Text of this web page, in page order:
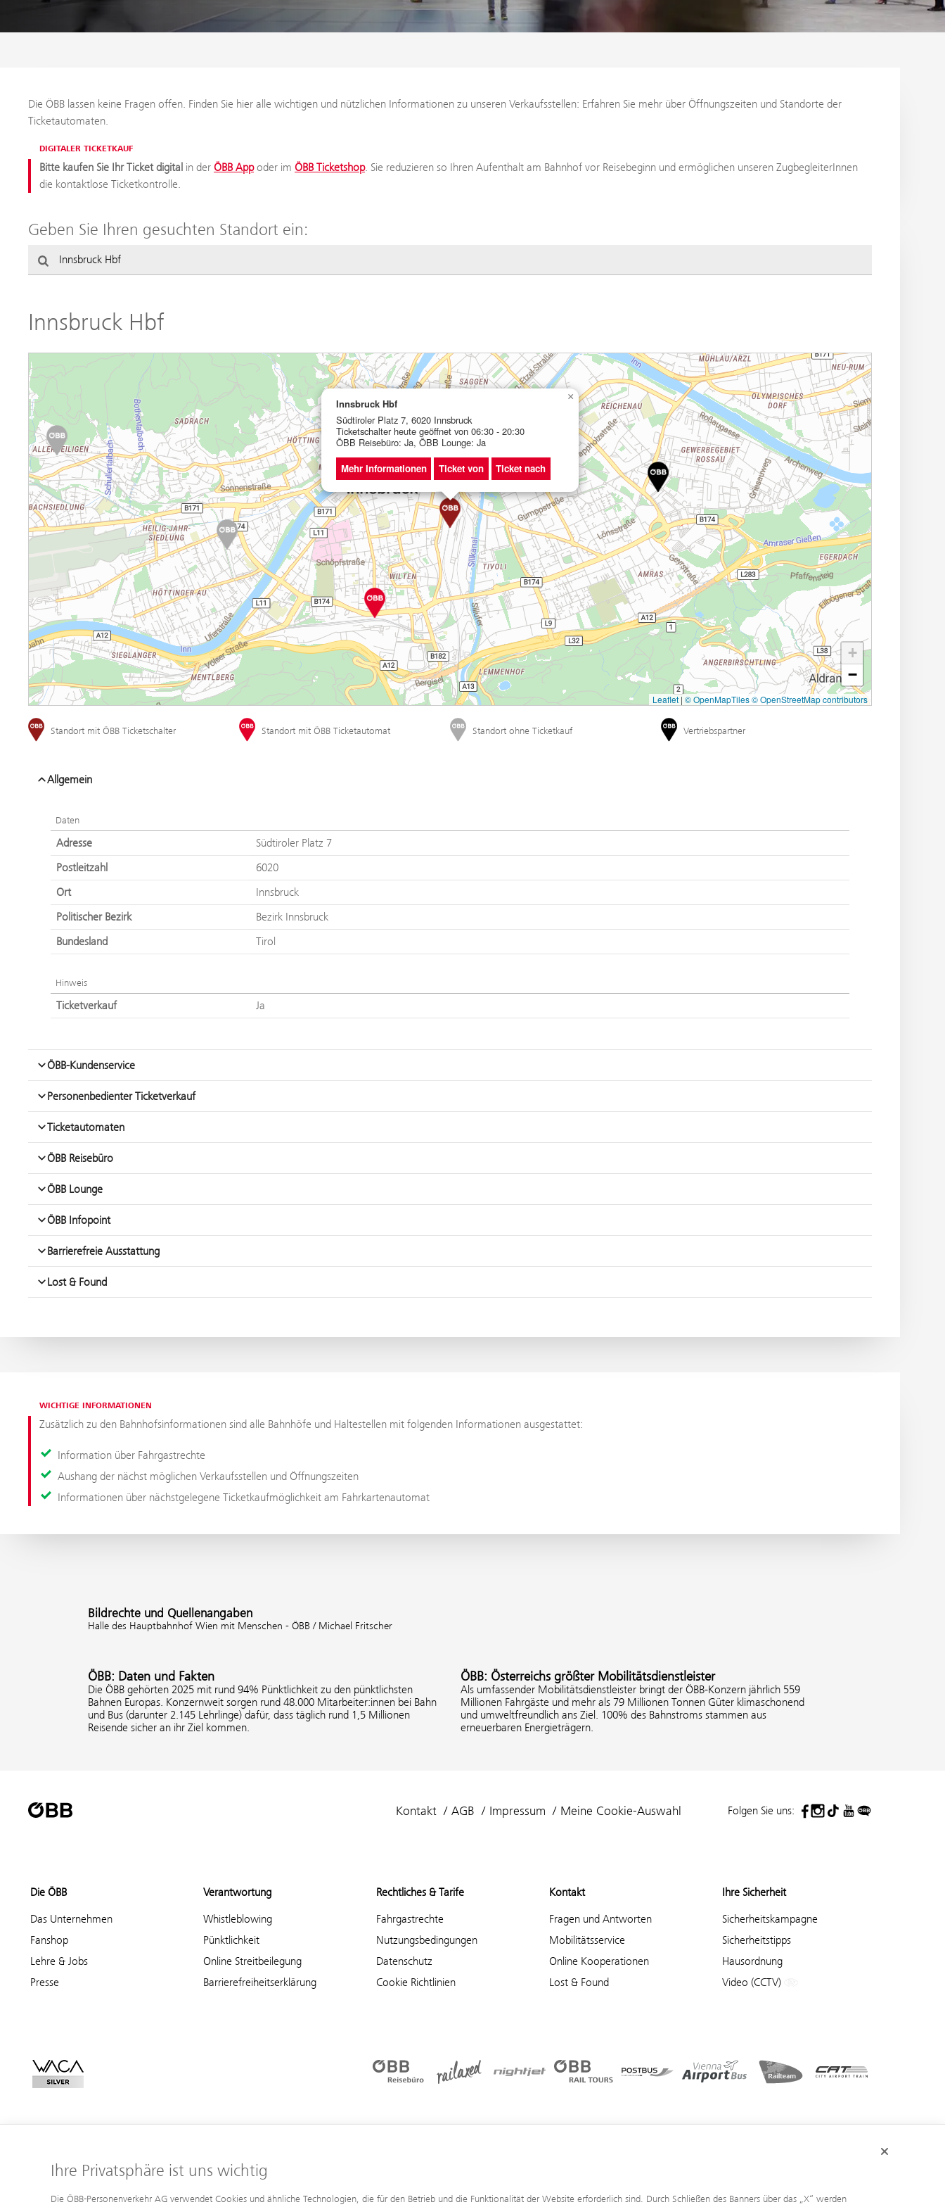
Ihre Privatsphäre ist uns wichtig
Die ÖBB-Personenverkehr AG verwendet Cookies und ähnliche Technologien, die für den Betrieb und die Funktionalität der Website erforderlich sind. Durch Schließen des Banners über das „X“ werden
Die ÖBB lassen keine Fragen offen. Finden Sie hier alle wichtigen und nützlichen Informationen zu unseren Verkaufsstellen: Erfahren Sie mehr über Öffnungszeiten und Standorte der
Ticketautomaten.
DIGITALER TICKETKAUF
Bitte kaufen Sie Ihr Ticket digital in der ÖBB Appoder im ÖBB Ticketshop. Sie reduzieren so Ihren Aufenthalt am Bahnhof vor Reisebeginn und ermöglichen unseren ZugbegleiterInnen
die kontaktlose Ticketkontrolle.
Geben Sie Ihren gesuchten Standort ein:
Innsbruck Hbf
Daten
Adresse
Südtiroler Platz 7
Postleitzahl
6020
Ort
Innsbruck
Politischer Bezirk
Bezirk Innsbruck
Bundesland
Tirol
Hinweis
Ticketverkauf Ja
WICHTIGE INFORMATIONEN
Zusätzlich zu den Bahnhofsinformationen sind alle Bahnhöfe und Haltestellen mit folgenden Informationen ausgestattet:
Information über Fahrgastrechte
Aushang der nächst möglichen Verkaufsstellen und Öffnungszeiten
Informationen über nächstgelegene Ticketkaufmöglichkeit am Fahrkartenautomat
Bildrechte und Quellenangaben
Halle des Hauptbahnhof Wien mit Menschen - ÖBB / Michael Fritscher
ÖBB: Daten und Fakten
Die ÖBB gehörten 2025 mit rund 94% Pünktlichkeit zu den pünktlichsten
Bahnen Europas. Konzernweit sorgen rund 48.000 Mitarbeiter:innen bei Bahn
und Bus (darunter 2.145 Lehrlinge) dafür, dass täglich rund 1,5 Millionen
Reisende sicher an ihr Ziel kommen.
ÖBB: Österreichs größter Mobilitätsdienstleister
Als umfassender Mobilitätsdienstleister bringt der ÖBB-Konzern jährlich 559
Millionen Fahrgäste und mehr als 79 Millionen Tonnen Güter klimaschonend
und umweltfreundlich ans Ziel. 100% des Bahnstroms stammen aus
erneuerbaren Energieträgern.
Kontakt AGB Impressum Meine Cookie-Auswahl Folgen Sie uns:
Die ÖBB
Das Unternehmen
Fanshop
Lehre & Jobs
Presse
Verantwortung
Whistleblowing
Pünktlichkeit
Online Streitbeilegung
Barrierefreiheitserklärung
Rechtliches & Tarife
Fahrgastrechte
Nutzungsbedingungen
Datenschutz
Cookie Richtlinien
Kontakt
Fragen und Antworten
Mobilitätsservice
Online Kooperationen
Lost & Found
Ihre Sicherheit
Sicherheitskampagne
Sicherheitstipps
Hausordnung
Video (CCTV)